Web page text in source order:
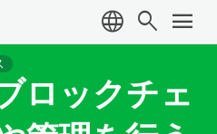
language search menu
ロックチェ